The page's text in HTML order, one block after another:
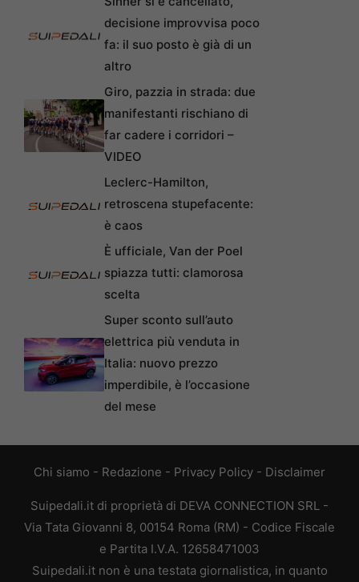
decisione improvvisa poco
fa: il suo posto è già di un
altro
Giro, pazzia in strada: due
manifestanti rischiano di
far cadere i corridori –
VIDEO
Leclerc-Hamilton,
retroscena stupefacente:
è caos
È ufficiale, Van der Poel
spiazza tutti: clamorosa
scelta
Super sconto sull’auto
elettrica più venduta in
Italia: nuovo prezzo
imperdibile, è l’occasione
del mese
Chi siamo - Redazione - Privacy Policy - Disclaimer
Suipedali.it di proprietà di DEVA CONNECTION SRL -
Via Tata Giovanni 8, 00154 Roma (RM) - Codice Fiscale
e Partita I.V.A. 12658471003
Suipedali.it non è una testata giornalistica, in quanto